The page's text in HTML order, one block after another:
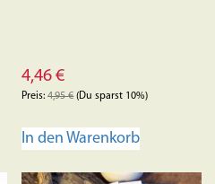
4,46€
Preis:4,95€(Du sparst 10%)
In den Warenkorb